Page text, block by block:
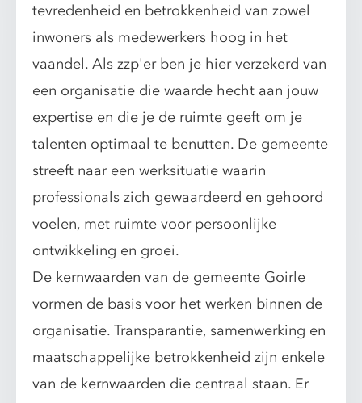
tevredenheid en betrokkenheid van zowel
inwoners als medewerkers hoog in het
vaandel. Als zzp'er ben je hier verzekerd van
een organisatie die waarde hecht aan jouw
expertise en die je de ruimte geeft om je
talenten optimaal te benutten. De gemeente
streeft naar een werksituatie waarin
professionals zich gewaardeerd en gehoord
voelen, met ruimte voor persoonlijke
ontwikkeling en groei.
De kernwaarden van de gemeente Goirle
vormen de basis voor het werken binnen de
organisatie. Transparantie, samenwerking en
maatschappelijke betrokkenheid zijn enkele
van de kernwaarden die centraal staan. Er